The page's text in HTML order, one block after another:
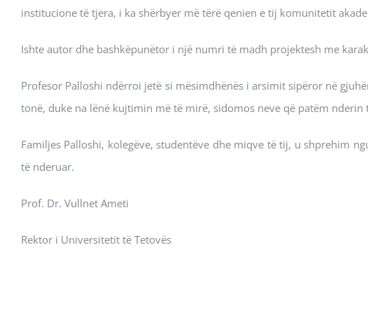
institucione të tjera, i ka shërbyer më tërë qenien e tij komunitetit
Ishte autor dhe bashkëpunëtor i një numri të madh projektesh me
Profesor Palloshi ndërroi jetë si mësimdhënës i arsimit sipëror në
tonë, duke na lënë kujtimin më të mirë, sidomos neve që patëm nderin
Familjes Palloshi, kolegëve, studentëve dhe miqve të tij, u shprehim
të nderuar.
Prof. Dr. Vullnet Ameti
Rektor i Universitetit të Tetovës